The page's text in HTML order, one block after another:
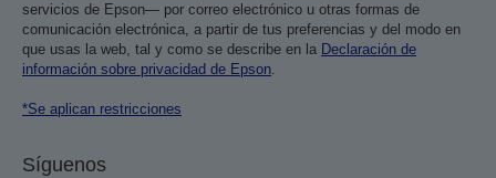
servicios de Epson— por correo electrónico u otras formas de
comunicación electrónica, a partir de tus preferencias y del modo en
que usas la web, tal y como se describe en la Declaración de
información sobre privacidad de Epson.
*Se aplican restricciones
Síguenos